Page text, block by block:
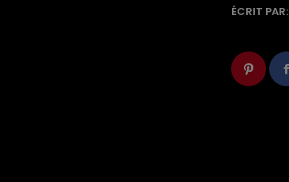
ÉCRIT PAR: